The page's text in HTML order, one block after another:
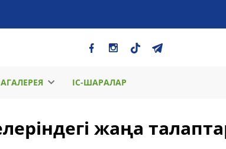
ІС-ШАРАЛАР
жаңа